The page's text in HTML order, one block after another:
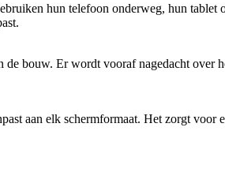
hun telefoon onderweg, hun
bouw. Er wordt vooraf nagedacht
aan elk schermformaat. Het zorgt voor